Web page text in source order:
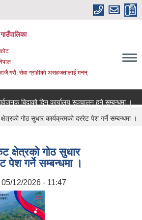
गरौ, सेवा ग्राहीको असहजतालाई मनन्
बिदाको दिन कार्यालय सञ्चालन हुने सम्बन्धमा ।
गोठ सुधार कार्यक्रमको दररेट पेश गर्ने सम्बन्धमा ।
क्षेत्रको गोठ सुधार
पेश गर्ने सम्बन्धमा ।
05/12/2026 - 11:47